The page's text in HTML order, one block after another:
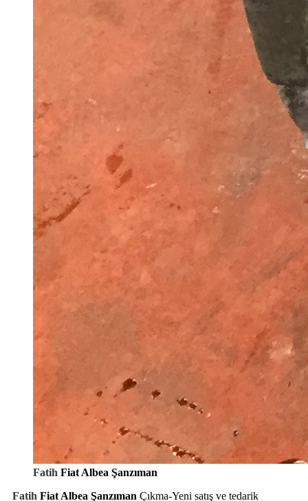
Fatih Fiat Albea Şanzıman
Fatih Fiat Albea Şanzıman Çıkma-Yeni satış ve tedarik